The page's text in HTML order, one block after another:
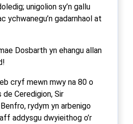
unigolion sy’n gallu
ychwanegu’n gadarnhaol at
Dosbarth yn ehangu allan
cryf mewn mwy na 80 o
Ceredigion, Sir
rydym yn arbenigo
addysgu dwyieithog o’r